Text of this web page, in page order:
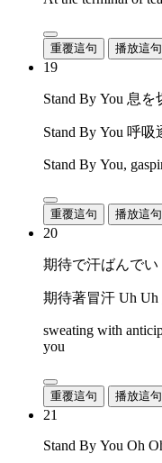
重覆這句 播放這句
19
Stand By You 息を
Stand By You 呼
Stand By You,
重覆這句 播放這句
20
期待で汗ばんでい
期待著冒汗 Uh
sweating with
you
重覆這句 播放這句
21
Stand By You Oh